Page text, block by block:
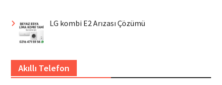
LG kombi E2 Arızası Çözümü
Akıllı Telefon